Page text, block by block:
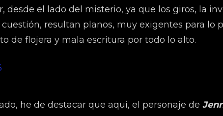
desde el lado del misterio, ya que los giros, la
cuestión, resultan planos, muy exigentes para lo
de flojera y mala escritura por todo lo alto.
he de destacar que aquí, el personaje de